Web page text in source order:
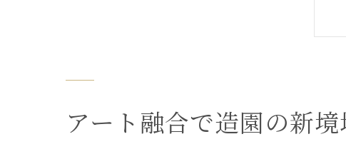
アート融合で造園の新境